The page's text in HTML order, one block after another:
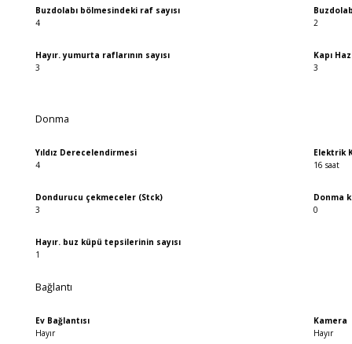
Buzdolabı bölmesindeki raf sayısı
4
2
Hayır. yumurta raflarının sayısı
3
Kapı
3
Donma
Yıldız Derecelendirmesi
4
Elektrik
16 saat
Dondurucu çekmeceler (Stck)
3
Donma
0
Hayır. buz küpü tepsilerinin sayısı
1
Bağlantı
Ev Bağlantısı
Hayır
Kamera
Hayır